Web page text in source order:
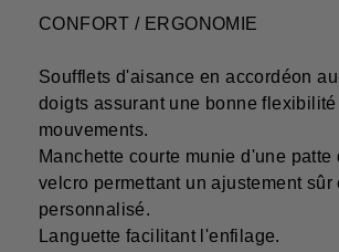
CONFORT / ERGONOMIE
Soufflets d'aisance en accordéon
doigts assurant une bonne
mouvements.
Manchette courte munie d'une patte
velcro permettant un ajustement sûr
personnalisé.
Languette facilitant l'enfilage.